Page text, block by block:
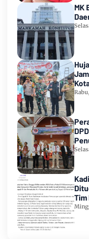
MK
Hujan
Kota Meninjau Tempat
Tim